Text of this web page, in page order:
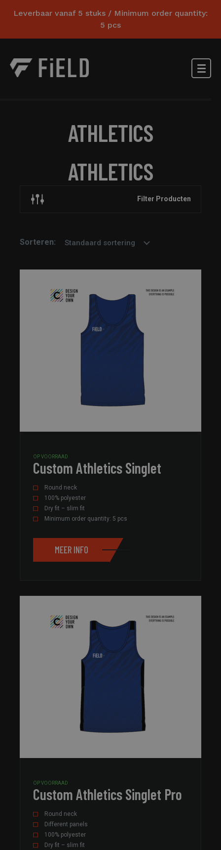
Leverbaar vanaf 5 stuks / Minimum order quantity:
5 pcs
ATHLETICS
ATHLETICS
Filter Producten
Sorteren: Standaard sortering
OP VOORRAAD
Custom Athletics Singlet
Round neck
100% polyester
Dry fit – slim fit
Minimum order quantity: 5 pcs
MEER INFO
OP VOORRAAD
Custom Athletics Singlet Pro
Round neck
Different panels
100% polyester
Dry fit – slim fit